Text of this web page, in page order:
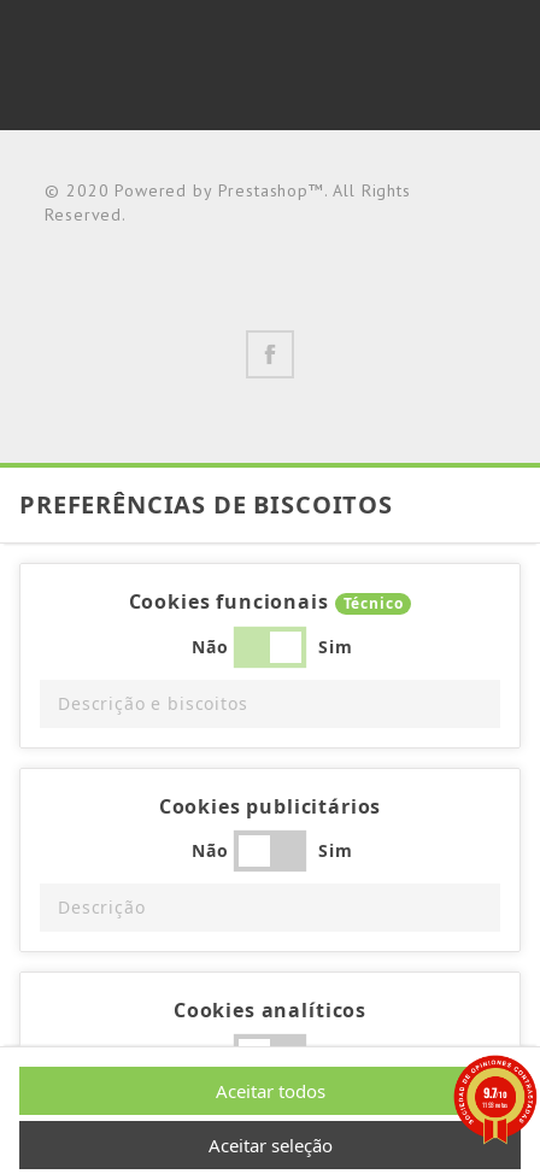
© 2020 Powered by Prestashop™. All Rights
Reserved.
PREFERÊNCIAS DE BISCOITOS
Cookies funcionais Técnico
Não Sim
Descrição e biscoitos
Cookies publicitários
Não Sim
Descrição
Cookies analíticos
Não Sim
Descrição
Aceitar seleção
Aceitar todos 9.7/10
1193 notas